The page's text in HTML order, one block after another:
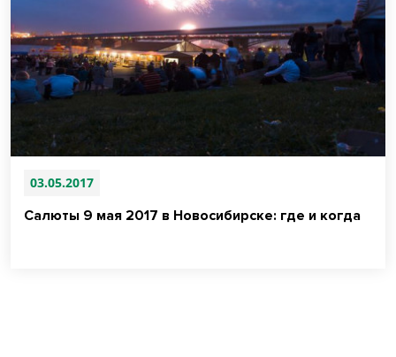
03.05.2017
Салюты 9 мая 2017 в Новосибирске: где и когда